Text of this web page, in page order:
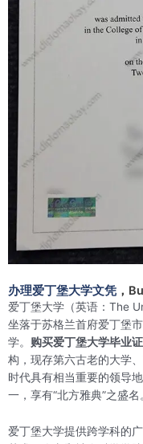
办理爱丁堡大学文凭 ，
爱丁堡大学（英语：The
坐落于苏格兰首府爱丁堡
学。 购买爱丁堡大学毕业证
构，现存第六古老的大学
时代具有相当重要的领导
一，享有“北方雅典”之盛
爱丁堡大学提供跨学科的